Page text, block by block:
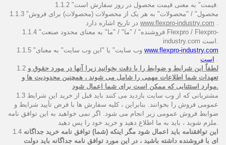
1.1.2 "قیمت" به معنی قیمت محصول در روز سفارش است.
1.1.3 "محصول" / "محصولات" به هر یک از محصولات (محصولات) برای فروش
www.flexpro-industry.com .
1.1.4 "فروشنده" / "ما" / "ما" به معنای محدود صنعت Flexpro / Flexpro-
industry.com است.
www.flexpro-industry.com
است .
1.2 لطفاً این شرایط و ضوابط را با دقت بخوانید زیرا آنها در مورد حقوق و
تعهدات شما اطلاعات مهمی را شامل می شوند ، همچنین محدودیت ها و
موارد استثنایی که ممکن است برای شما اعمال شود.
1.3 مشتریانی که از وب سایت بازدید می کنند باید قبل از خرید این شرایط
عمومی فروش را بخوانند. بنابراین ، کلیه سفارش ها با فرض تأیید شرایط و
ضوابط فروش عمومی زیر انجام می شود. اگر نمی خواهید به این توافق نامه
ملزم شوید ، باید به ما اطلاع دهید و خرید خود را پس دهید.
1.4 این توافقنامه باید اعمال شود مگر اینکه (شما) توافق نامه خرید جداگانه
ای با فروشنده داشته باشید ، در این مورد توافق نامه جداگانه باید دولت